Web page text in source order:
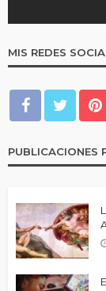
MIS REDES
PUBLICACIONES